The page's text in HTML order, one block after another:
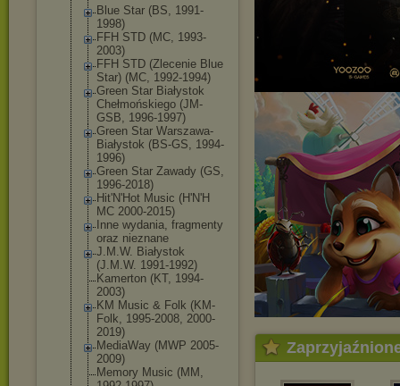
Blue Star (BS, 1991-
1998)
FFH STD (MC, 1993-
2003)
FFH STD (Zlecenie Blue
Star) (MC, 1992-1994)
Green Star Białystok
Chełmońskiego (JM-
GSB, 1996-1997)
Green Star Warszawa-
Białystok (BS-GS, 1994-
1996)
Green Star Zawady (GS,
1996-2018)
Hit'N'Hot Music (H'N'H
MC 2000-2015)
Inne wydania, fragmenty
oraz nieznane
J.M.W. Białystok
(J.M.W. 1991-1992)
Kamerton (KT, 1994-
2003)
KM Music & Folk (KM-
Folk, 1995-2008, 2000-
2019)
MediaWay (MWP 2005-
2009)
Memory Music (MM,